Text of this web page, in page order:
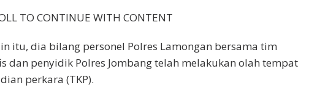
TO CONTINUE WITH CONTENT
itu, dia bilang personel Polres Lamongan bersama tim
dan penyidik Polres Jombang telah melakukan olah tempat
perkara (TKP).